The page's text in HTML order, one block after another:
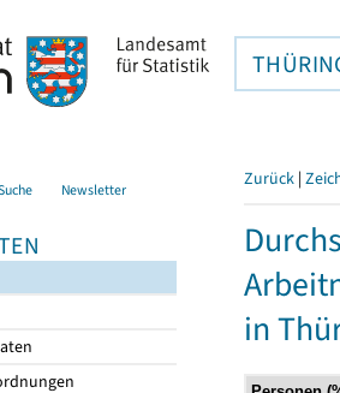
Newsletter Zurück |
in